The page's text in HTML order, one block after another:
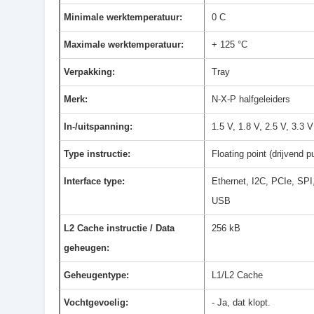
Minimale werktemperatuur: 0 C
Maximale werktemperatuur: + 125 °C
Verpakking: Tray
Merk: N-X-P halfgeleiders
In-/uitspanning: 1.5 V, 1.8 V, 2.5 V, 3.3 V
Type instructie: Floating point (drijvend
Interface type:
Ethernet, I2C, PCIe,
USB
L2 Cache instructie / Data
geheugen:
256 kB
Geheugentype: L1/L2 Cache
Vochtgevoelig: - Ja, dat klopt.